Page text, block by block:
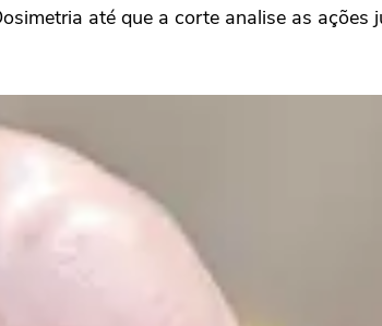
até que a corte analise as ações